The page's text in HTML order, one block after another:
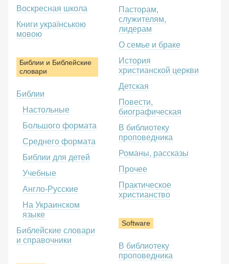
Воскресная школа
Книги українською
мовою
Библии и Библейские
словари
Библии
Настольные
Большого формата
Среднего формата
Библии для детей
Учебные
Англо-Русские
На Украинском
языке
Библейские словари
и справочники
Пасторам,
служителям,
лидерам
О семье и браке
История
христианской церкви
Детская
Повести,
биографическая
В библиотеку
проповедника
Романы, рассказы
Прочее
Практическое
христианство
Software
В библиотеку
проповедника